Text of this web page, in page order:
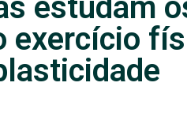
estudam
exercício